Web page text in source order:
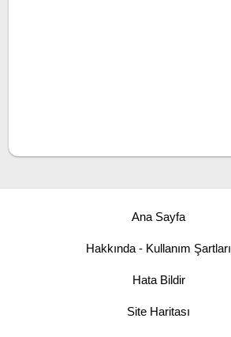
Ana Sayfa
Hakkında - Kullanım Şartları
Hata Bildir
Site Haritası